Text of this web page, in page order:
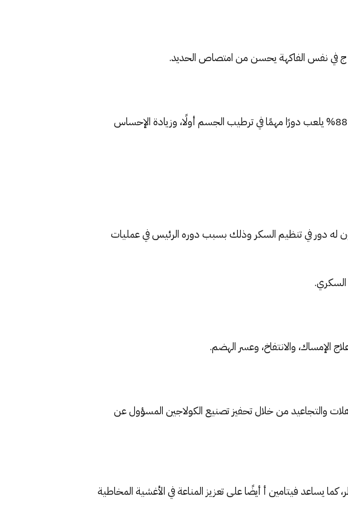
ج في نفس الفاكهة يحسن من امتصاص الحديد.
إن احتواء فاكهة الكيوانو على كمية كبيرة من الماء والمواد الكهرلية؛ بحيث تصل نسبة المياه فيها إلى 88% يلعب دورًا مهمًا في ترطيب الجسم أولًا، وزيادة الإحساس
له دور في تنظيم السكر وذلك بسبب دوره الرئيس في عمليات
السكري.
الإمساك، والانتفاخ، وعسر الهضم.
والتجاعيد من خلال تحفيز تصنيع الكولاجين المسؤول عن
يساعد فيتامين أ أيضًا على تعزيز المناعة في الأغشية المخاطية